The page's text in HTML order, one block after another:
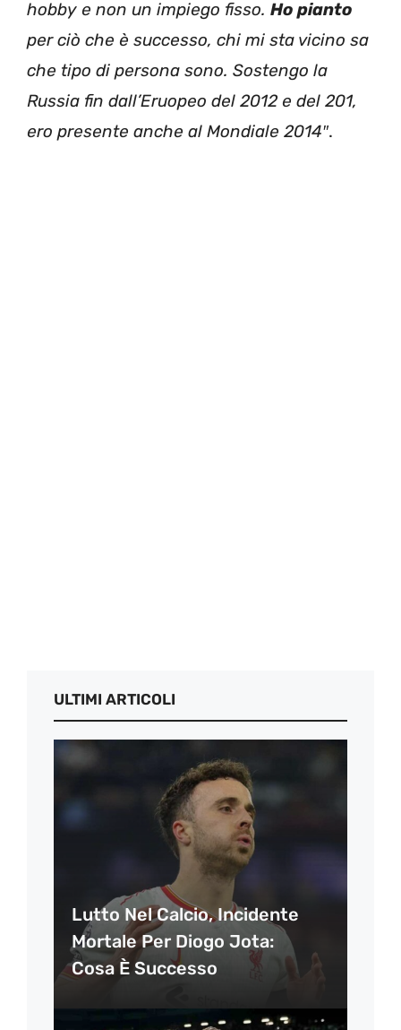
hobby e non un impiego fisso. Ho pianto
per ciò che è successo, chi mi sta vicino sa
che tipo di persona sono. Sostengo la
Russia fin dall’Eruopeo del 2012 e del 201,
ero presente anche al Mondiale 2014″.
ULTIMI ARTICOLI
Lutto Nel Calcio, Incidente
Mortale Per Diogo Jota:
Cosa È Successo